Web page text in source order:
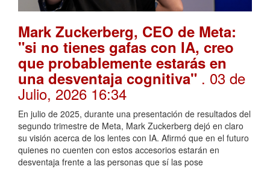
Mark Zuckerberg, CEO de Meta:
"si no tienes gafas con IA, creo
que probablemente estarás en
una desventaja cognitiva" . 03 de
Julio, 2026 16:34
En julio de 2025, durante una presentación de resultados del
segundo trimestre de Meta, Mark Zuckerberg dejó en claro
su visión acerca de los lentes con IA. Afirmó que en el futuro
quienes no cuenten con estos accesorios estarán en
desventaja frente a las personas que sí las pose